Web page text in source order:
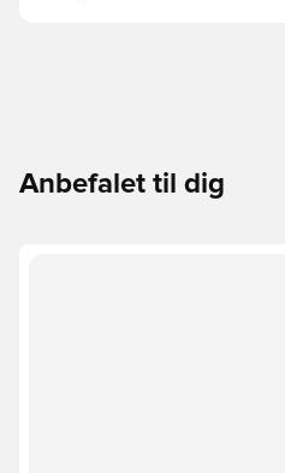
Anbefalet til dig